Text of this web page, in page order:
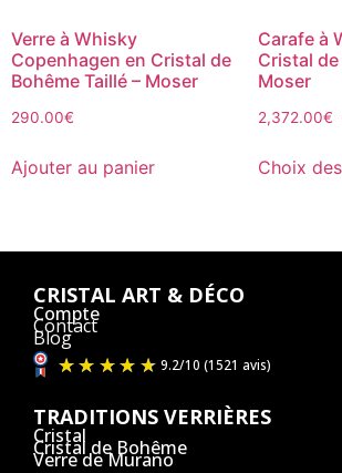
Verre à Whisky
Copenhagen en Cristal de
Bohême Taillé – Moser
290.00€
Ajouter au panier
Carafe à
Cristal de
Moser
2,372.00€
Choix
CRISTAL ART & DÉCO
Compte
Contact
Blog
TRADITIONS VERRIÈRES
Cristal
Cristal de Bohême
Verre de Murano